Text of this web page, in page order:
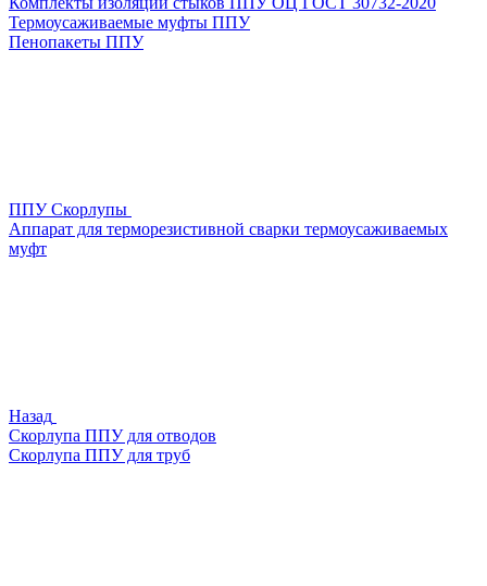
Термоусаживаемые муфты ППУ
Пенопакеты ППУ
ППУ Скорлупы
Аппарат для терморезистивной сварки термоусаживаемых
муфт
Назад
Скорлупа ППУ для отводов
Скорлупа ППУ для труб